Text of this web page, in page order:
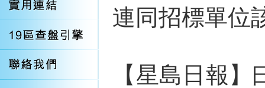
連同招標單位
【星島日報